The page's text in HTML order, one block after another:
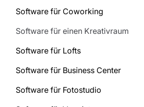
Software für Coworking
Software für einen Kreativraum
Software für Lofts
Software für Business Center
Software für Fotostudio